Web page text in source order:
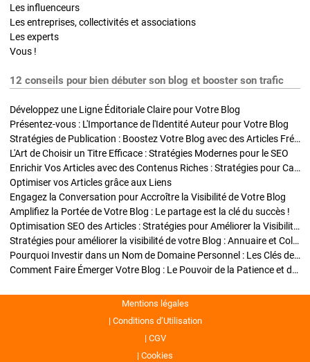
Les influenceurs
Les entreprises, collectivités et associations
Les experts
Vous !
12 conseils pour bien débuter son blog et booster son trafic
Développez une Ligne Éditoriale Claire pour Votre Blog
Présentez-vous : L'Importance de l'Identité Auteur pour Votre Blog
Stratégies de Publication : Boostez Votre Blog avec des Articles Fréquents et Exclusifs
L'Art de Choisir un Titre Efficace : Stratégies Modernes pour le SEO
Enrichir Vos Articles avec des Contenus Riches : Stratégies pour Captiver et Optimiser
Optimiser vos Articles grâce aux Liens
Engagez la Conversation pour Accroître la Visibilité de Votre Blog
Amplifiez la Portée de Votre Blog : Le partage est la clé du succès !
Optimisation SEO des Articles : Stratégies pour Améliorer la Visibilité de Votre Blog
Stratégies pour améliorer la visibilité de votre Blog : Annuaire et Collaborations
Pourquoi Investir dans un Nom de Domaine Personnel : Les Clés de la Réussite de Votre Blog
Comment Faire Émerger Votre Blog : Le Pouvoir de la Patience et de la Persévérance
Mentions légales
Conditions d’Utilisation
CGV
Cookies